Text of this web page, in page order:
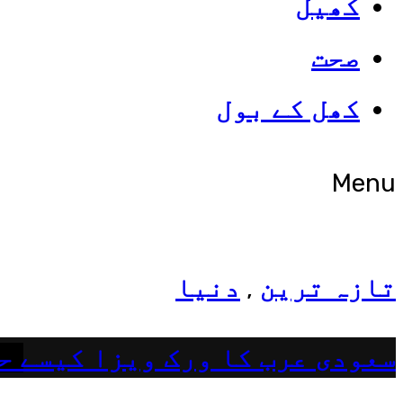
صحت
کھل کے بول
Menu
شوبز
ہانیہ عامر کی بہن ایشا
تازہ ترین , دنیا
سعودی عرب کا ورک ویزا کیسے